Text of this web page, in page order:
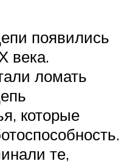
появились
века.
ломать
которые
те,